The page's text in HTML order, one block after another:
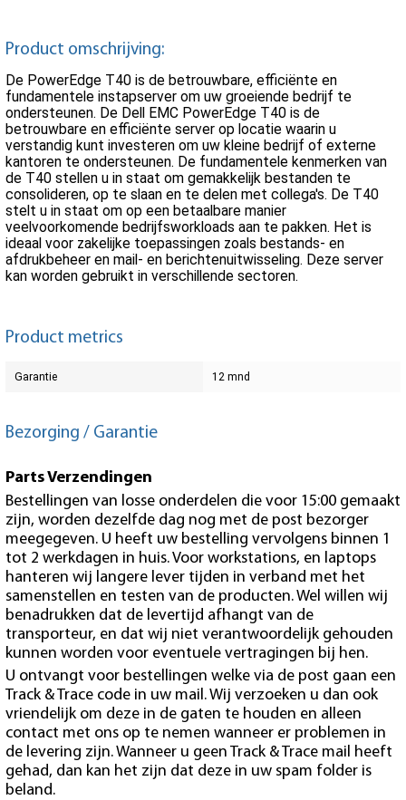
Product omschrijving:
De PowerEdge T40 is de betrouwbare, efficiënte en
fundamentele instapserver om uw groeiende bedrijf te
ondersteunen. De Dell EMC PowerEdge T40 is de
betrouwbare en efficiënte server op locatie waarin u
verstandig kunt investeren om uw kleine bedrijf of externe
kantoren te ondersteunen. De fundamentele kenmerken van
de T40 stellen u in staat om gemakkelijk bestanden te
consolideren, op te slaan en te delen met collega's. De T40
stelt u in staat om op een betaalbare manier
veelvoorkomende bedrijfsworkloads aan te pakken. Het is
ideaal voor zakelijke toepassingen zoals bestands- en
afdrukbeheer en mail- en berichtenuitwisseling. Deze server
kan worden gebruikt in verschillende sectoren.
Product metrics
Garantie 12 mnd
Bezorging / Garantie
Parts Verzendingen
Bestellingen van losse onderdelen die voor 15:00 gemaakt
zijn, worden dezelfde dag nog met de post bezorger
meegegeven. U heeft uw bestelling vervolgens binnen 1
tot 2 werkdagen in huis. Voor workstations, en laptops
hanteren wij langere lever tijden in verband met het
samenstellen en testen van de producten. Wel willen wij
benadrukken dat de levertijd afhangt van de
transporteur, en dat wij niet verantwoordelijk gehouden
kunnen worden voor eventuele vertragingen bij hen.
U ontvangt voor bestellingen welke via de post gaan een
Track & Trace code in uw mail. Wij verzoeken u dan ook
vriendelijk om deze in de gaten te houden en alleen
contact met ons op te nemen wanneer er problemen in
de levering zijn. Wanneer u geen Track & Trace mail heeft
gehad, dan kan het zijn dat deze in uw spam folder is
beland.